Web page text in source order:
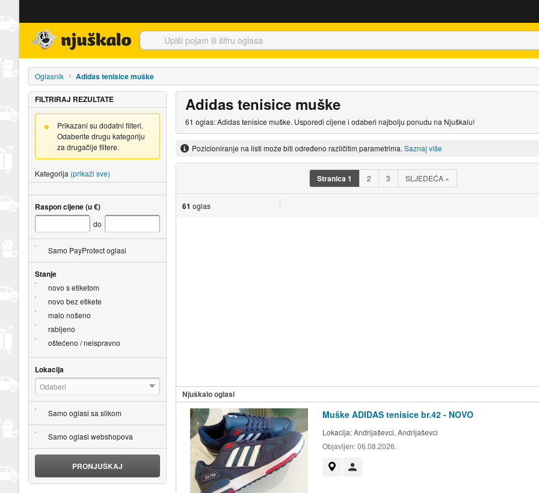
Oglasnik Adidas tenisice muške
Adidas tenisice muške
61 oglas: Adidas tenisice muške. Usporedi cijene i odaberi najbolju ponudu na Njuškalu!
Pozicioniranje na listi može biti određeno različitim parametrima. Saznaj više
Stranica1 2 3 SLJEDEĆA »
61 oglas
Njuškalo oglasi
Muške ADIDAS tenisice br.42 - NOVO
Lokacija:Andrijaševci, Andrijaševci
Objavljen:06.08.2026.
FILTRIRAJ REZULTATE
Prikazani su dodatni filteri.
Odaberite drugu kategoriju
za drugačije filtere.
Kategorija (prikaži sve)
Raspon cijene (u €)
do
Samo PayProtect oglasi
Stanje
novo s etiketom
novo bez etikete
malo nošeno
rabljeno
oštećeno / neispravno
Lokacija
Odaberi
Samo oglasi sa slikom
Samo oglasi webshopova
PRONJUŠKAJ